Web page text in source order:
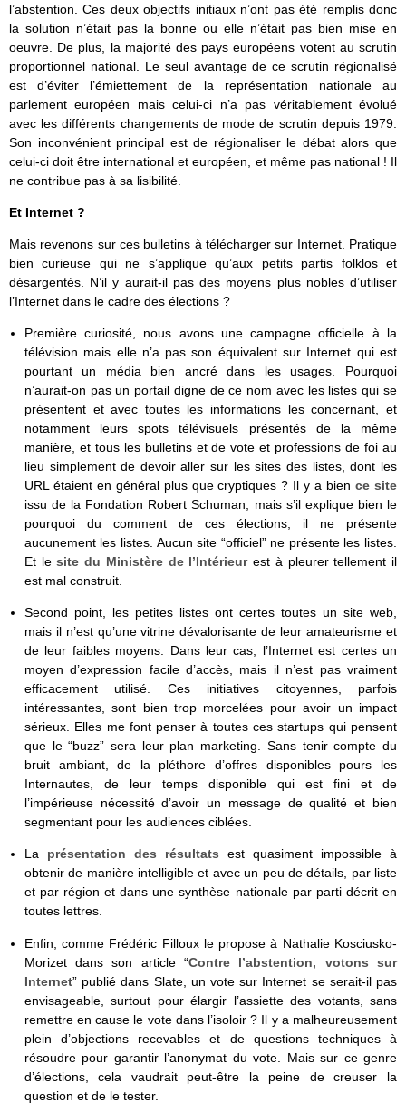
l’abstention. Ces deux objectifs initiaux n’ont pas été remplis donc
la solution n’était pas la bonne ou elle n’était pas bien mise en
oeuvre. De plus, la majorité des pays européens votent au scrutin
proportionnel national. Le seul avantage de ce scrutin régionalisé
est d’éviter l’émiettement de la représentation nationale au
parlement européen mais celui-ci n’a pas véritablement évolué
avec les différents changements de mode de scrutin depuis 1979.
Son inconvénient principal est de régionaliser le débat alors que
celui-ci doit être international et européen, et même pas national ! Il
ne contribue pas à sa lisibilité.
Et Internet ?
Mais revenons sur ces bulletins à télécharger sur Internet. Pratique
bien curieuse qui ne s’applique qu’aux petits partis folklos et
désargentés. N’il y aurait-il pas des moyens plus nobles d’utiliser
l’Internet dans le cadre des élections ?
Première curiosité, nous avons une campagne officielle à la
télévision mais elle n’a pas son équivalent sur Internet qui est
pourtant un média bien ancré dans les usages. Pourquoi
n’aurait-on pas un portail digne de ce nom avec les listes qui se
présentent et avec toutes les informations les concernant, et
notamment leurs spots télévisuels présentés de la même
manière, et tous les bulletins et de vote et professions de foi au
lieu simplement de devoir aller sur les sites des listes, dont les
URL étaient en général plus que cryptiques ? Il y a bience site
issu de la Fondation Robert Schuman, mais s’il explique bien le
pourquoi du comment de ces élections, il ne présente
aucunement les listes. Aucun site “officiel” ne présente les listes.
Et lesite du Ministère de l’Intérieurest à pleurer tellement il
est mal construit.
Second point, les petites listes ont certes toutes un site web,
mais il n’est qu’une vitrine dévalorisante de leur amateurisme et
de leur faibles moyens. Dans leur cas, l’Internet est certes un
moyen d’expression facile d’accès, mais il n’est pas vraiment
efficacement utilisé. Ces initiatives citoyennes, parfois
intéressantes, sont bien trop morcelées pour avoir un impact
sérieux. Elles me font penser à toutes ces startups qui pensent
que le “buzz” sera leur plan marketing. Sans tenir compte du
bruit ambiant, de la pléthore d’offres disponibles pours les
Internautes, de leur temps disponible qui est fini et de
l’impérieuse nécessité d’avoir un message de qualité et bien
segmentant pour les audiences ciblées.
La présentation des résultats est quasiment impossible à
obtenir de manière intelligible et avec un peu de détails, par liste
et par région et dans une synthèse nationale par parti décrit en
toutes lettres.
Enfin, comme Frédéric Filloux le propose à Nathalie Kosciusko-
Morizet dans son article “Contre l’abstention, votons sur
Internet” publié dans Slate, un vote sur Internet se serait-il pas
envisageable, surtout pour élargir l’assiette des votants, sans
remettre en cause le vote dans l’isoloir ? Il y a malheureusement
plein d’objections recevables et de questions techniques à
résoudre pour garantir l’anonymat du vote. Mais sur ce genre
d’élections, cela vaudrait peut-être la peine de creuser la
question et de le tester.